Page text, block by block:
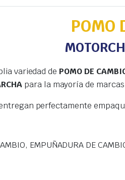
POMO
variedad de POMO DE
para la mayoría de
perfectamente
EMPUÑADURA DE